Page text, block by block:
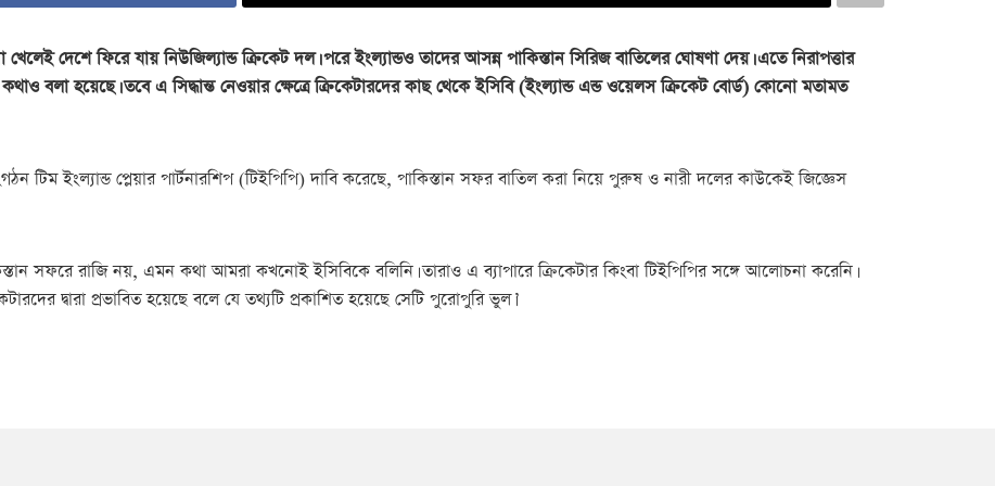
খেলেই দেশে ফিরে যায় নিউজিল্যান্ড ক্রিকেট দল। পরে ইংল্যান্ডও তাদের আসন্ন পাকিস্তান সিরিজ বাতিলের ঘোষণা দেয়। এতে নিরাপত্তার
কথাও বলা হয়েছে। তবে এ সিদ্ধান্ত নেওয়ার ক্ষেত্রে ক্রিকেটারদের কাছ থেকে ইসিবি (ইংল্যান্ড এন্ড ওয়েলস ক্রিকেট বোর্ড) কোনো মতামত
টিম ইংল্যান্ড প্লেয়ার পার্টনারশিপ (টিইপিপি) দাবি করেছে, পাকিস্তান সফর বাতিল করা নিয়ে পুরুষ ও নারী দলের কাউকেই জিজ্ঞেস
সফরে রাজি নয়, এমন কথা আমরা কখনোই ইসিবিকে বলিনি। তারাও এ ব্যাপারে ক্রিকেটার কিংবা টিইপিপির সঙ্গে আলোচনা করেনি।
দ্বারা প্রভাবিত হয়েছে বলে যে তথ্যটি প্রকাশিত হয়েছে সেটি পুরোপুরি ভুল।’